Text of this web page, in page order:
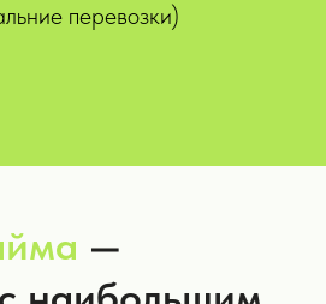
перевозки)